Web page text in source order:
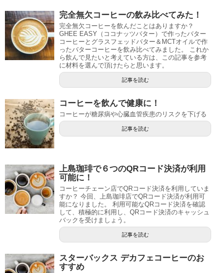
完全無欠コーヒーの飲み比べてみた！
完全無欠コーヒーを飲んだことはありますか？
GHEE EASY（ココナッツバター）で作ったバター
コーヒーとグラスフェッドバター＆MCTオイルで作
ったバターコーヒーを飲み比べてみました。 これか
ら飲んで見たいと考えている方は、この記事を参考
に材料を選んで頂けたらと思います。
記事を読む
コーヒーを飲んで健康に！
コーヒーが糖尿病や心臓血管疾患のリスクを下げる
記事を読む
上島珈琲で６つのQRコード決済が利用
可能に！
コーヒーチェーン店でQRコード決済を利用していま
すか？ 今回、上島珈琲店でQRコード決済が利用可
能になりました。 利用可能なQRコード決済を確認
して、積極的に利用し、QRコード決済のキャッシュ
バックを受けましょう。
記事を読む
スターバックス デカフェコーヒーのお
すすめ